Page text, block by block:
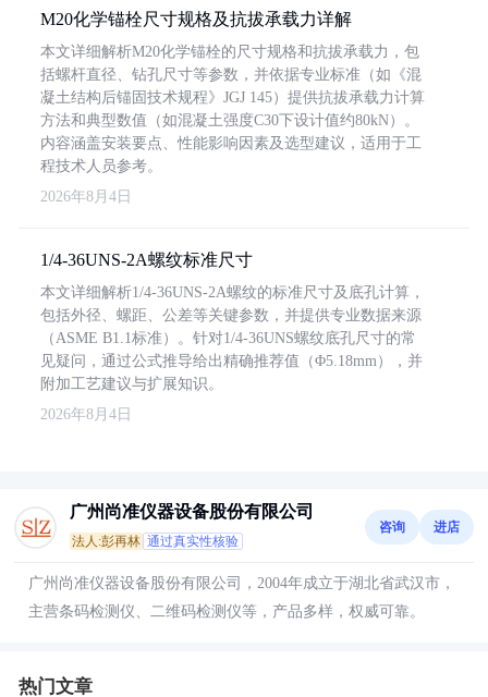
M20化学锚栓尺寸规格及抗拔承载力详解
本文详细解析M20化学锚栓的尺寸规格和抗拔承载力，包
括螺杆直径、钻孔尺寸等参数，并依据专业标准（如《混
凝土结构后锚固技术规程》JGJ 145）提供抗拔承载力计算
方法和典型数值（如混凝土强度C30下设计值约80kN）。
内容涵盖安装要点、性能影响因素及选型建议，适用于工
程技术人员参考。
2026年8月4日
1/4-36UNS-2A螺纹标准尺寸
本文详细解析1/4-36UNS-2A螺纹的标准尺寸及底孔计算，
包括外径、螺距、公差等关键参数，并提供专业数据来源
（ASME B1.1标准）。针对1/4-36UNS螺纹底孔尺寸的常
见疑问，通过公式推导给出精确推荐值（Φ5.18mm），并
附加工艺建议与扩展知识。
2026年8月4日
广州尚准仪器设备股份有限公司
法人:彭再林 通过真实性核验
咨询 进店
广州尚准仪器设备股份有限公司，2004年成立于湖北省武汉市，
主营条码检测仪、二维码检测仪等，产品多样，权威可靠。
热门文章